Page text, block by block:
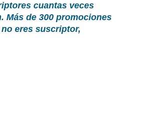
cuantas veces
Más de 300 promociones
eres suscriptor,